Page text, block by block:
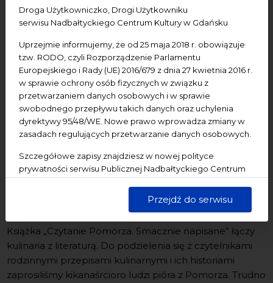
Droga Użytkowniczko, Drogi Użytkowniku
serwisu Nadbałtyckiego Centrum Kultury w Gdańsku
Uprzejmie informujemy, że od 25 maja 2018 r. obowiązuje
tzw. RODO, czyli Rozporządzenie Parlamentu
Europejskiego i Rady (UE) 2016/679 z dnia 27 kwietnia 2016 r.
w sprawie ochrony osób fizycznych w związku z
przetwarzaniem danych osobowych i w sprawie
swobodnego przepływu takich danych oraz uchylenia
dyrektywy 95/48/WE. Nowe prawo wprowadza zmiany w
zasadach regulujących przetwarzanie danych osobowych.
Szczegółowe zapisy znajdziesz w nowej polityce
prywatności serwisu Publicznej Nadbałtyckiego Centrum
dane są przetwarzane w sposób bezpieczny, z należytą
starannością i zgodnie z obowiązującymi przepisami.
Przejdź do serwisu
Czytanie Pomorza. Smacznie
napisane #6
Od kilku lat Nadbałtyckie Centrum Kultury zaprasza do
Pokłosiem kilkudziesięciu odbytych dotychczas
wycieczek jest seria książek „Czytanie Pomorza.
zapraszamy do udziału w podróży kulinarnej!
Książka „Czytanie Pomorza. Smacznie napisane” łączy
kulinaria z literaturą. Do podzielenia się z czytelnikami
rodzinnymi przepisami kulinarnymi i ich historiami
zaprosiliśmy kikanaśrcioro ludzi pióra z Pomorza. Trudno